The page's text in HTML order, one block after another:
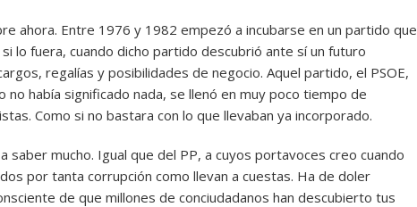
ahora. Entre 1976 y 1982 empezó a incubarse en un partido que
lo fuera, cuando dicho partido descubrió ante sí un futuro
regalías y posibilidades de negocio. Aquel partido, el PSOE,
no había significado nada, se llenó en muy poco tiempo de
Como si no bastara con lo que llevaban ya incorporado.
saber mucho. Igual que del PP, a cuyos portavoces creo cuando
por tanta corrupción como llevan a cuestas. Ha de doler
de que millones de conciudadanos han descubierto tus